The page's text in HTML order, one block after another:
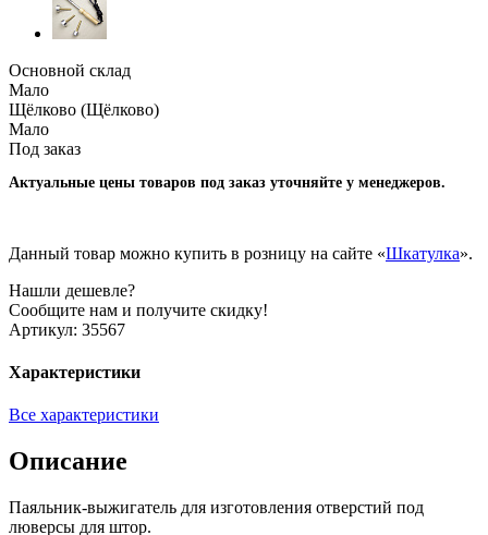
Основной склад
Мало
Щёлково (Щёлково)
Мало
Под заказ
Актуальные цены товаров под заказ уточняйте у менеджеров.
Данный товар можно купить в розницу на сайте «Шкатулка».
Нашли дешевле?
Сообщите нам и получите скидку!
Артикул: 35567
Характеристики
Все характеристики
Описание
Паяльник-выжигатель для изготовления отверстий под
люверсы для штор.